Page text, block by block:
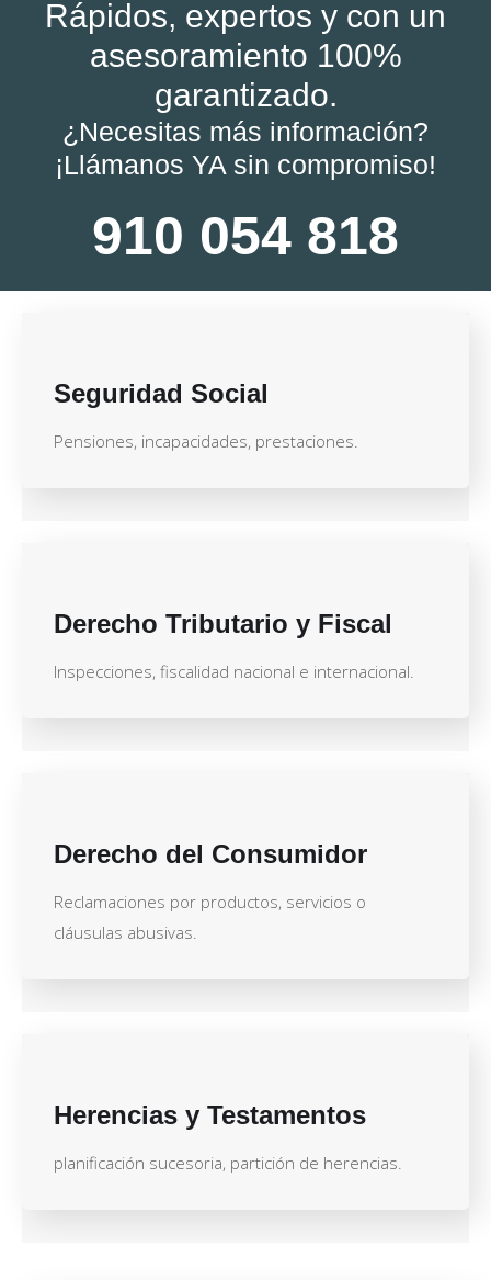
Rápidos, expertos y con un
asesoramiento 100%
garantizado.
¿Necesitas más información?
¡Llámanos YA sin compromiso!
910 054 818
Seguridad Social
Pensiones, incapacidades, prestaciones.
Derecho Tributario y Fiscal
Inspecciones, fiscalidad nacional e internacional.
Derecho del Consumidor
Reclamaciones por productos, servicios o
cláusulas abusivas.
Herencias y Testamentos
planificación sucesoria, partición de herencias.